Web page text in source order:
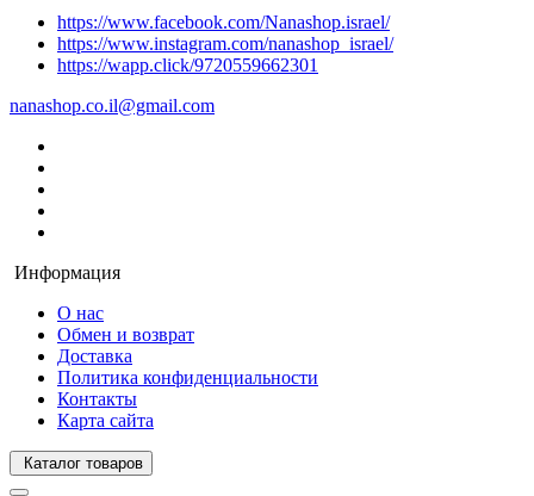
https://www.facebook.com/Nanashop.israel/
https://www.instagram.com/nanashop_israel/
https://wapp.click/9720559662301
nanashop.co.il@gmail.com
Информация
О нас
Обмен и возврат
Доставка
Политика конфиденциальности
Контакты
Карта сайта
Каталог товаров